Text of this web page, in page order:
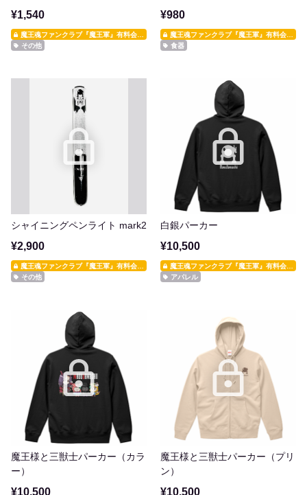
¥1,540
魔王魂ファンクラブ『魔王軍』有料会員限定
その他
¥980
魔王魂ファンクラブ『魔王軍』有料会員限定
食器
シャイニングペンライト mark2
¥2,900
魔王魂ファンクラブ『魔王軍』有料会員限定
その他
白銀パーカー
¥10,500
魔王魂ファンクラブ『魔王軍』有料会員限定
アパレル
魔王様と三獣士パーカー（カラ
ー）
¥10,500
魔王様と三獣士パーカー（プリ
ン）
¥10,500